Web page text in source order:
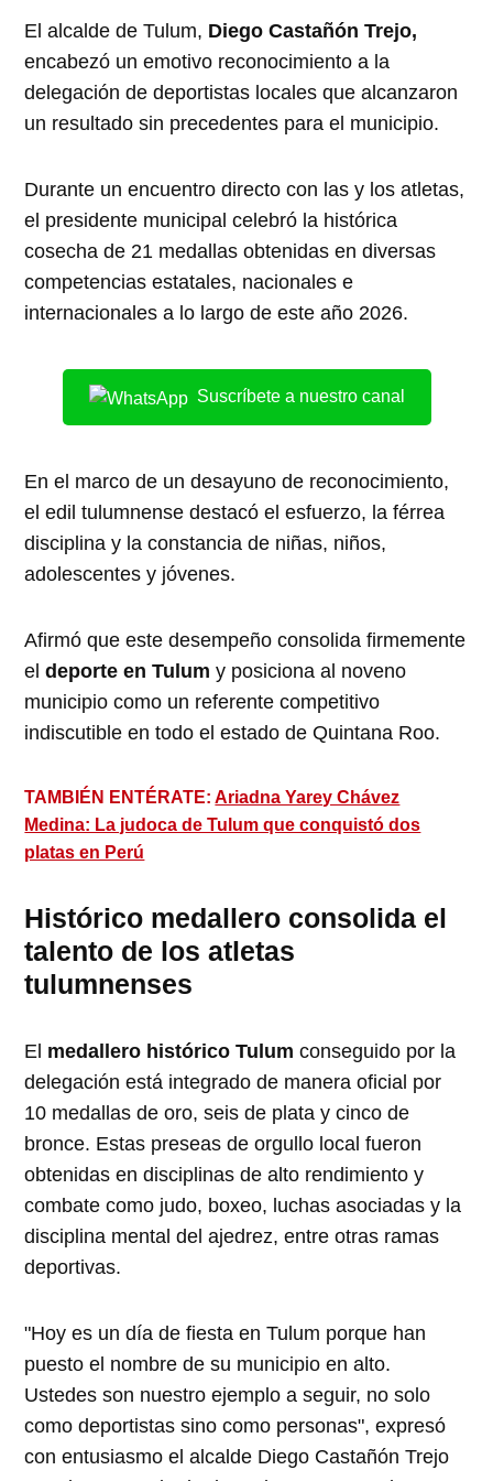
El alcalde de Tulum, Diego Castañón Trejo,
encabezó un emotivo reconocimiento a la
delegación de deportistas locales que alcanzaron
un resultado sin precedentes para el municipio.
Durante un encuentro directo con las y los atletas,
el presidente municipal celebró la histórica
cosecha de 21 medallas obtenidas en diversas
competencias estatales, nacionales e
internacionales a lo largo de este año 2026.
Suscríbete a nuestro canal
En el marco de un desayuno de reconocimiento,
el edil tulumnense destacó el esfuerzo, la férrea
disciplina y la constancia de niñas, niños,
adolescentes y jóvenes.
Afirmó que este desempeño consolida firmemente
eldeporte en Tulum y posiciona al noveno
municipio como un referente competitivo
indiscutible en todo el estado de Quintana Roo.
TAMBIÉN ENTÉRATE:Ariadna Yarey Chávez
Medina: La judoca de Tulum que conquistó dos
platas en Perú
Histórico medallero consolida el
talento de los atletas
tulumnenses
El medallero histórico Tulum conseguido por la
delegación está integrado de manera oficial por
10 medallas de oro, seis de plata y cinco de
bronce. Estas preseas de orgullo local fueron
obtenidas en disciplinas de alto rendimiento y
combate como judo, boxeo, luchas asociadas y la
disciplina mental del ajedrez, entre otras ramas
deportivas.
"Hoy es un día de fiesta en Tulum porque han
puesto el nombre de su municipio en alto.
Ustedes son nuestro ejemplo a seguir, no solo
como deportistas sino como personas", expresó
con entusiasmo el alcalde Diego Castañón Trejo